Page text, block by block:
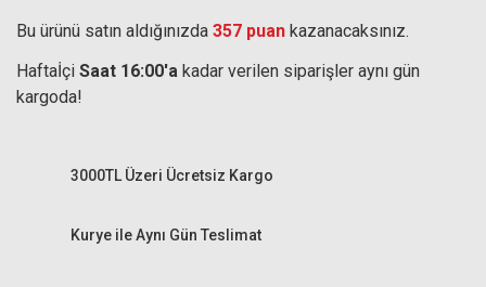
Bu ürünü satın aldığınızda 357 puan kazanacaksınız.
Haftaİçi Saat 16:00'a kadar verilen siparişler aynı gün
kargoda!
Kurye ile Aynı Gün Teslimat
3000TL Üzeri Ücretsiz Kargo